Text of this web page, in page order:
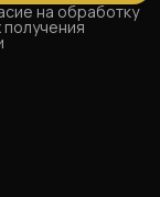
на обработку
получения